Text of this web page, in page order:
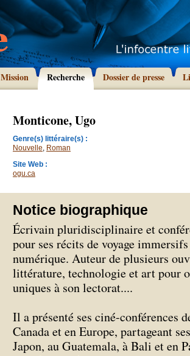
Mission Recherche Dossier de presse
Monticone, Ugo
Genre(s) littéraire(s) :
Nouvelle, Roman
Site Web :
ogu.ca
Notice biographique
Écrivain pluridisciplinaire et
pour ses récits de voyage
numérique. Auteur de plusieurs
littérature, technologie et art pour
uniques à son lectorat....
Il a présenté ses ciné-conférences
Canada et en Europe, partageant
Japon, au Guatemala, à Bali et en